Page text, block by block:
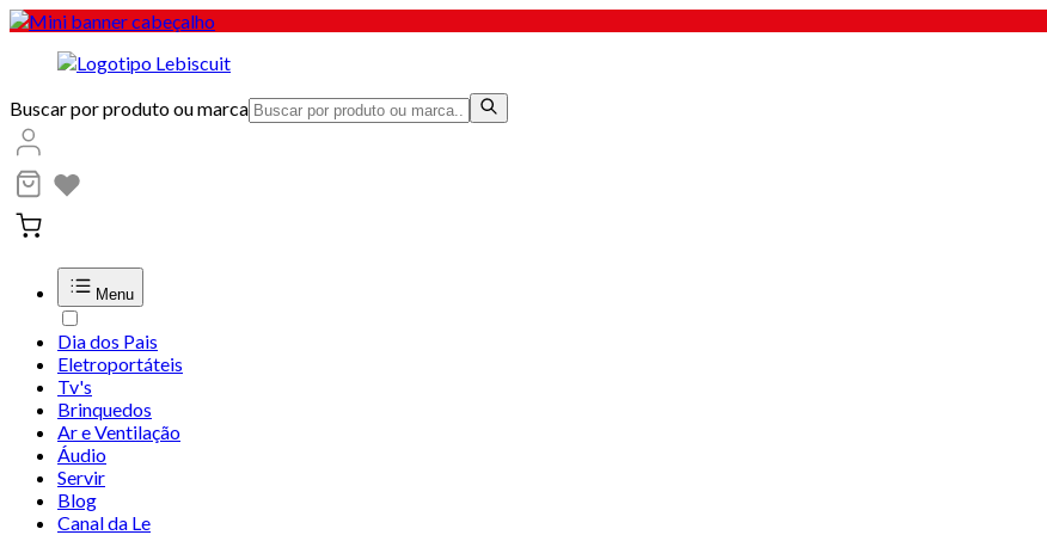
Buscar por produto ou marca
Menu
Dia dos Pais
Eletroportáteis
Tv's
Brinquedos
Ar e Ventilação
Áudio
Servir
Blog
Canal da Le